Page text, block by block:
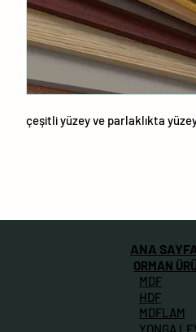
çeşitli yüzey ve parlaklıkta
ANA
ORMAN
MDF
MDFLAM
HDF
YONGA